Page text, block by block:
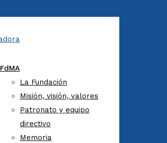
FdMA
La Fundación
Misión, visión, valores
Patronato y equipo
directivo
Memoria